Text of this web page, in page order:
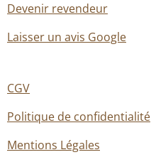
Devenir revendeur
Laisser un avis Google
CGV
Politique de confidentialité
Mentions Légales